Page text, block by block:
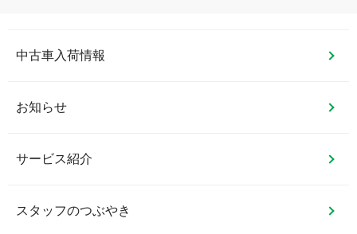
中古車入荷情報
お知らせ
サービス紹介
スタッフのつぶやき